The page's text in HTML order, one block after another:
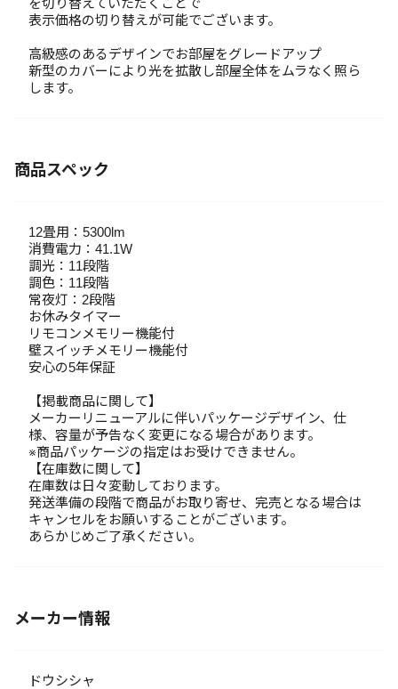
を切り替えていただくことで
表示価格の切り替えが可能でございます。
高級感のあるデザインでお部屋をグレードアップ
新型のカバーにより光を拡散し部屋全体をムラなく照ら
します。
商品スペック
12畳用：5300lm
消費電力：41.1W
調光：11段階
調色：11段階
常夜灯：2段階
お休みタイマー
リモコンメモリー機能付
壁スイッチメモリー機能付
安心の5年保証
【掲載商品に関して】
メーカーリニューアルに伴いパッケージデザイン、仕
様、容量が予告なく変更になる場合があります。
※商品パッケージの指定はお受けできません。
【在庫数に関して】
在庫数は日々変動しております。
発送準備の段階で商品がお取り寄せ、完売となる場合は
キャンセルをお願いすることがございます。
あらかじめご了承ください。
メーカー情報
ドウシシャ